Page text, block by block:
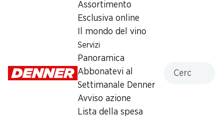
Assortimento
Esclusiva online
Il mondo del vino
Servizi
Panoramica
Abbonatevi al
Settimanale Denner
Avviso azione
Lista della spesa
08:00 - 20:00